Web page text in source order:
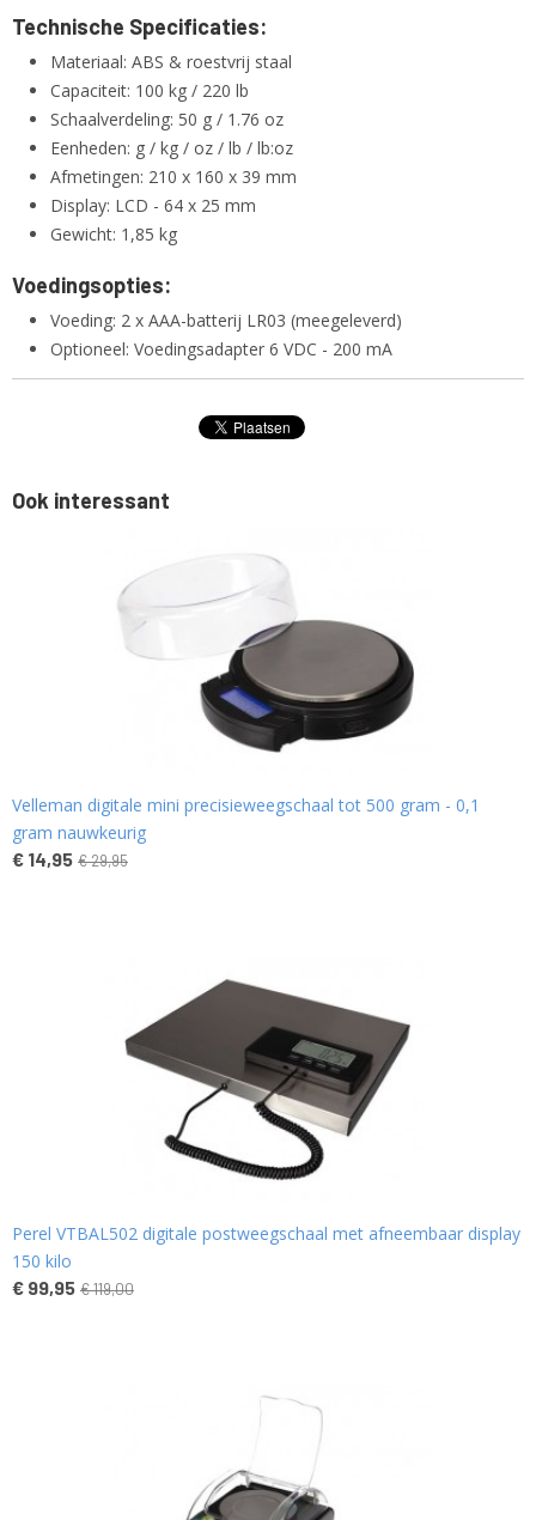
Technische Specificaties:
Materiaal: ABS & roestvrij staal
Capaciteit: 100 kg / 220 lb
Schaalverdeling: 50 g / 1.76 oz
Eenheden: g / kg / oz / lb / lb:oz
Afmetingen: 210 x 160 x 39 mm
Display: LCD - 64 x 25 mm
Gewicht: 1,85 kg
Voedingsopties:
Voeding: 2 x AAA-batterij LR03 (meegeleverd)
Optioneel: Voedingsadapter 6 VDC - 200 mA
Ook interessant
Velleman digitale mini precisieweegschaal tot 500 gram - 0,1
gram nauwkeurig
€ 14,95 € 29,95
Perel VTBAL502 digitale postweegschaal met afneembaar display
150 kilo
€ 99,95 € 119,00